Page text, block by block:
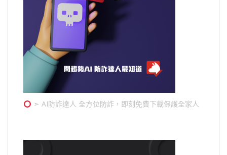
➣ AI防詐達人 全方位防詐，即刻免費下載保護全家人